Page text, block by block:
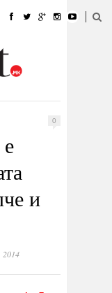
0
и
2014